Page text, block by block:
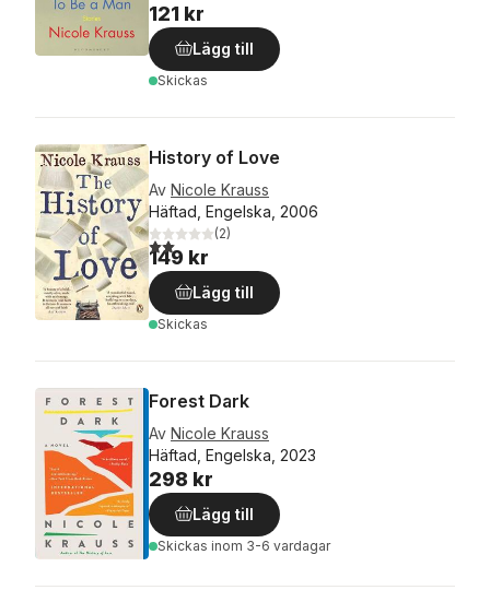
121 kr
Lägg till
Skickas
History of Love
Av Nicole Krauss
Häftad, Engelska, 2006
2,0utav 5 stjärnor. Totalt antal röster:
(2)
149 kr
Lägg till
Skickas
Forest Dark
Av Nicole Krauss
Häftad, Engelska, 2023
298 kr
Lägg till
Skickas inom 3-6 vardagar